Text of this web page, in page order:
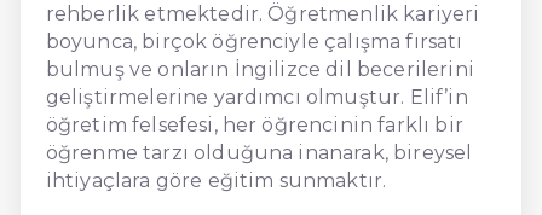
rehberlik etmektedir. Öğretmenlik kariyeri
boyunca, birçok öğrenciyle çalışma fırsatı
bulmuş ve onların İngilizce dil becerilerini
geliştirmelerine yardımcı olmuştur. Elif’in
öğretim felsefesi, her öğrencinin farklı bir
öğrenme tarzı olduğuna inanarak, bireysel
ihtiyaçlara göre eğitim sunmaktır.